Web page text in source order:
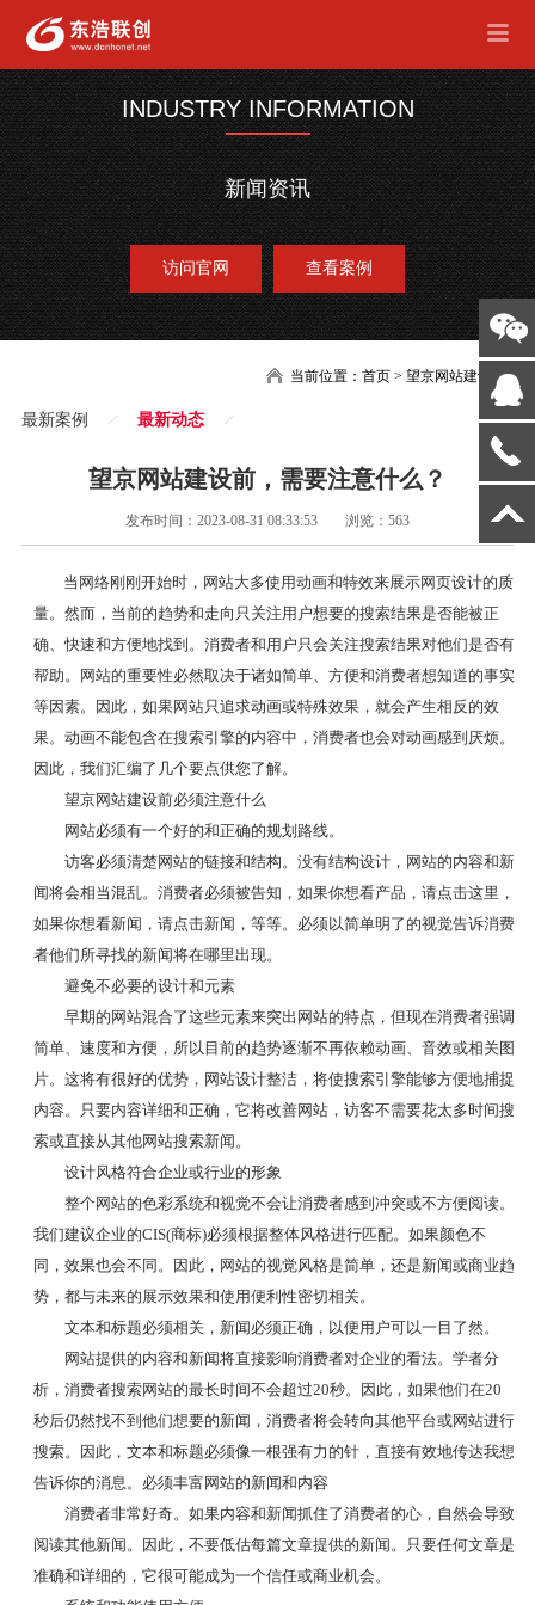
INDUSTRY INFORMATION
新闻资讯
访问官网 查看案例
当前位置：首页 >望京网站建设
最新案例 最新动态
望京网站建设前，需要注意什么？
发布时间：2023-08-31 08:33:53 浏览：563
当网络刚刚开始时，网站大多使用动画和特效来展示网页设计的质
量。然而，当前的趋势和走向只关注用户想要的搜索结果是否能被正
确、快速和方便地找到。消费者和用户只会关注搜索结果对他们是否有
帮助。网站的重要性必然取决于诸如简单、方便和消费者想知道的事实
等因素。因此，如果网站只追求动画或特殊效果，就会产生相反的效
果。动画不能包含在搜索引擎的内容中，消费者也会对动画感到厌烦。
因此，我们汇编了几个要点供您了解。
望京网站建设前必须注意什么
网站必须有一个好的和正确的规划路线。
访客必须清楚网站的链接和结构。没有结构设计，网站的内容和新
闻将会相当混乱。消费者必须被告知，如果你想看产品，请点击这里，
如果你想看新闻，请点击新闻，等等。必须以简单明了的视觉告诉消费
者他们所寻找的新闻将在哪里出现。
避免不必要的设计和元素
早期的网站混合了这些元素来突出网站的特点，但现在消费者强调
简单、速度和方便，所以目前的趋势逐渐不再依赖动画、音效或相关图
片。这将有很好的优势，网站设计整洁，将使搜索引擎能够方便地捕捉
内容。只要内容详细和正确，它将改善网站，访客不需要花太多时间搜
索或直接从其他网站搜索新闻。
设计风格符合企业或行业的形象
整个网站的色彩系统和视觉不会让消费者感到冲突或不方便阅读。
我们建议企业的CIS(商标)必须根据整体风格进行匹配。如果颜色不
同，效果也会不同。因此，网站的视觉风格是简单，还是新闻或商业趋
势，都与未来的展示效果和使用便利性密切相关。
文本和标题必须相关，新闻必须正确，以便用户可以一目了然。
网站提供的内容和新闻将直接影响消费者对企业的看法。学者分
析，消费者搜索网站的最长时间不会超过20秒。因此，如果他们在20
秒后仍然找不到他们想要的新闻，消费者将会转向其他平台或网站进行
搜索。因此，文本和标题必须像一根强有力的针，直接有效地传达我想
告诉你的消息。必须丰富网站的新闻和内容
消费者非常好奇。如果内容和新闻抓住了消费者的心，自然会导致
阅读其他新闻。因此，不要低估每篇文章提供的新闻。只要任何文章是
准确和详细的，它很可能成为一个信任或商业机会。